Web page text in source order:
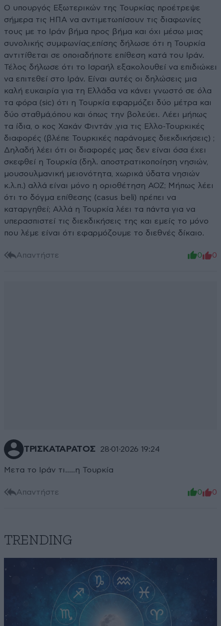
Ο υπουργός Εξωτερικών της Τουρκίας προέτρεψε
σήμερα τις ΗΠΑ να αντιμετωπίσουν τις διαφωνίες
τους με το Ιράν βήμα προς βήμα και όχι μέσω μιας
συνολικής συμφωνίας,επίσης δήλωσε ότι η Τουρκία
αντιτίθεται σε οποιαδήποτε επίθεση κατά του Ιράν.
Τέλος δήλωσε ότι το Ισραήλ εξακολουθεί να επιδιώκει
να επιτεθεί στο Ιράν. Είναι αυτές οι δηλώσεις μια
καλή ευκαιρία για τη Ελλάδα να κάνει γνωστό σε όλα
τα φόρα (sic) ότι η Τουρκία εφαρμόζει δύο μέτρα και
δύο σταθμά,όπου και όπως την βολεύει. Λέει μήπως
τα ίδια, ο κος Χακάν Φιντάν ,για τις Ελλο-Τουρκικές
διαφορές (βλέπε Τουρκικές παράνομες διεκδικήσεις) ;
Δηλαδή λέει ότι οι διαφορές μας δεν είναι όσα έχει
σκεφθεί η Τουρκία (δηλ. αποστρατικοποίηση νησιών,
μουσουλμανική μειονότητα, χωρικά ύδατα νησιών
κ.λ.π.) αλλά είναι μόνο η οριοθέτηση ΑΟΖ; Μήπως λέει
ότι το δόγμα επίθεσης (casus beli) πρέπει να
καταργηθεί; Αλλά η Τουρκία λέει τα πάντα για να
υπερασπιστεί τις διεκδικήσεις της και εμείς το μόνο
που λέμε είναι ότι εφαρμόζουμε το διεθνές δίκαιο.
Απαντήστε 0 0
ΤΡΙΣΚΑΤΑΡΑΤΟΣ 28·01·2026 19:24
Μετα το Ιράν τι.....η Τουρκία
Απαντήστε 0 0
TRENDING